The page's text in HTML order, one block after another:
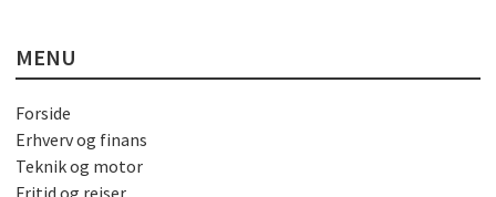
MENU
Forside
Erhverv og finans
Teknik og motor